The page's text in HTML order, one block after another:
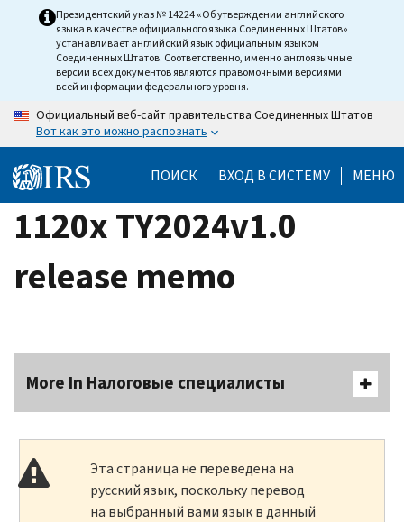
Президентский указ № 14224 «Об утверждении английского
языка в качестве официального языка Соединенных Штатов»
устанавливает английский язык официальным языком
Соединенных Штатов. Соответственно, именно англоязычные
версии всех документов являются правомочными версиями
всей информации федерального уровня.
Официальный веб-сайт правительства Соединенных Штатов
Вот как это можно распознать
ПОИСК ВХОД В СИСТЕМУ МЕНЮ
1120x TY2024v1.0
release memo
More In Налоговые специалисты
Эта страница не переведена на
русский язык, поскольку перевод
на выбранный вами язык в данный